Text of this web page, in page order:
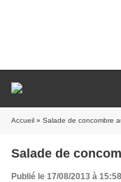
Accueil » Salade de concombre
Salade de
Publié le 17/08/2013 à 15:58